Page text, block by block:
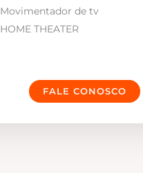
Movimentador de tv
HOME THEATER
FALE CONOSCO